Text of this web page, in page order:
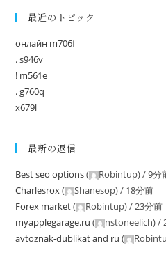
最近のトピック
онлайн m706f
. s946v
! m561e
. g760q
x679l
最新の返信
Best seo options( Robintup) /9分
Charlesrox( Shanesop) / 18分前
Forex market( Robintup) /23分前
myapplegarage.ru ( nstoneelich) /
avtoznak-dublikat and ru (